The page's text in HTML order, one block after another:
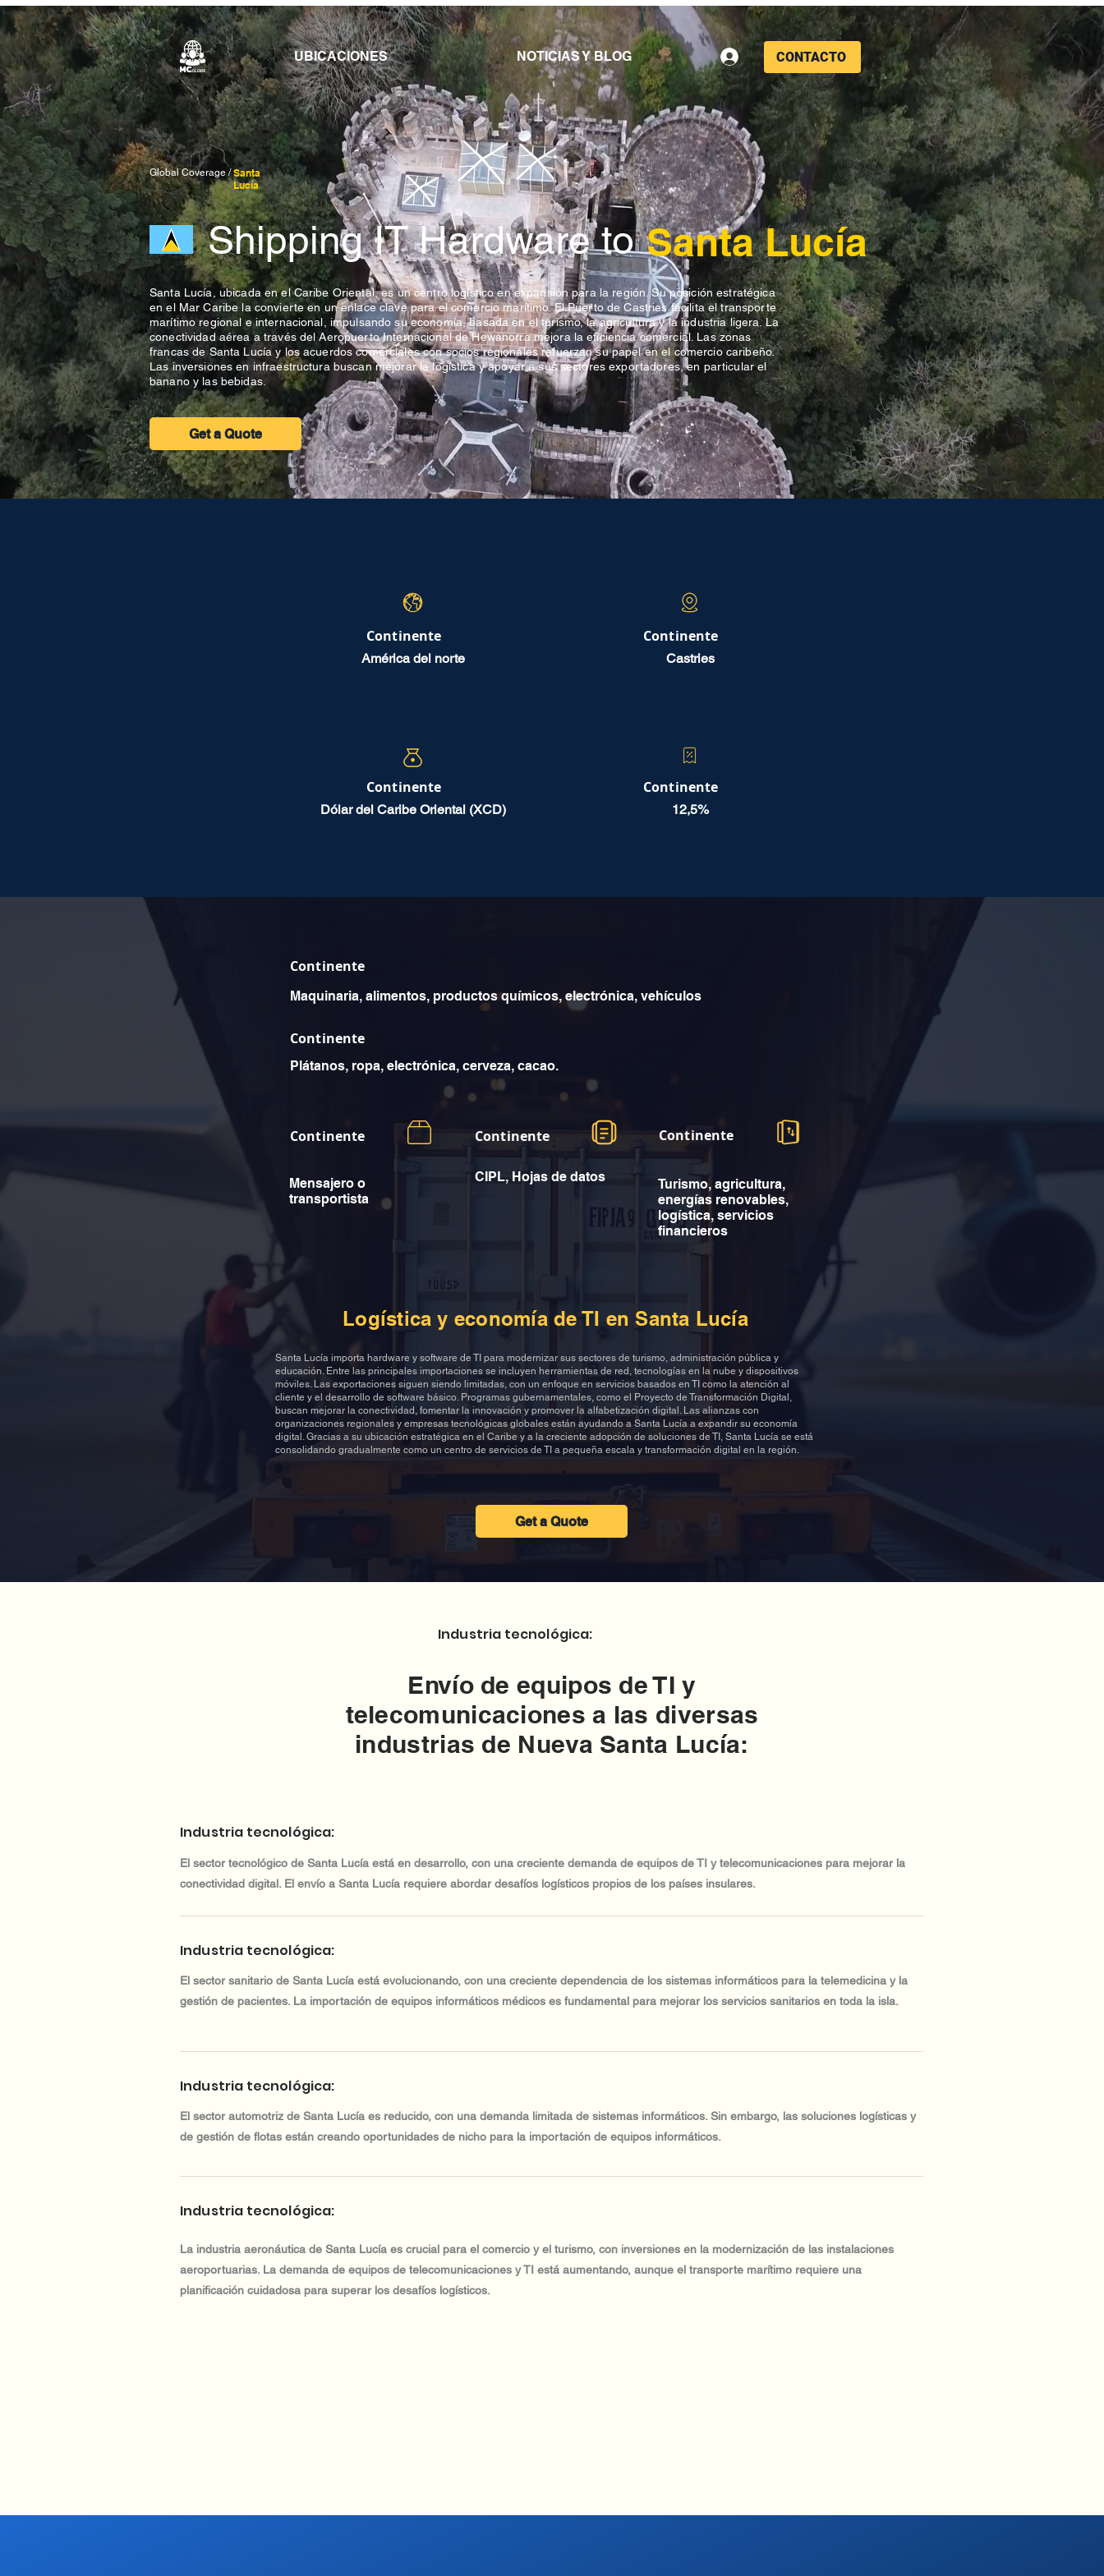
UBICACIONES NOTICIAS Y BLOG CONTACTO
Global Coverage /Santa
Lucía
Santa Lucía
Shipping IT Hardware to
Santa Lucía, ubicada en el Caribe Oriental, es un centro logístico en expansión para la región. Su posición estratégica
en el Mar Caribe la convierte en un enlace clave para el comercio marítimo. El Puerto de Castries facilita el transporte
marítimo regional e internacional, impulsando su economía, basada en el turismo, la agricultura y la industria ligera. La
conectividad aérea a través del Aeropuerto Internacional de Hewanorra mejora la eficiencia comercial. Las zonas
francas de Santa Lucía y los acuerdos comerciales con socios regionales refuerzan su papel en el comercio caribeño.
Las inversiones en infraestructura buscan mejorar la logística y apoyar a sus sectores exportadores, en particular el
banano y las bebidas.
Get a Quote
Continente
América del norte
Continente
Castries
Continente
Dólar del Caribe Oriental (XCD)
Continente
12,5%
Continente
Maquinaria, alimentos, productos químicos, electrónica, vehículos
Continente
Plátanos, ropa, electrónica, cerveza, cacao.
Continente
Mensajero o
transportista
Continente
CIPL, Hojas de datos
Continente
Turismo, agricultura,
energías renovables,
logística, servicios
financieros
Logística y economía de TI en Santa Lucía
Santa Lucía importa hardware y software de TI para modernizar sus sectores de turismo, administración pública y
educación. Entre las principales importaciones se incluyen herramientas de red, tecnologías en la nube y dispositivos
móviles. Las exportaciones siguen siendo limitadas, con un enfoque en servicios basados en TI como la atención al
cliente y el desarrollo de software básico. Programas gubernamentales, como el Proyecto de Transformación Digital,
buscan mejorar la conectividad, fomentar la innovación y promover la alfabetización digital. Las alianzas con
organizaciones regionales y empresas tecnológicas globales están ayudando a Santa Lucía a expandir su economía
digital. Gracias a su ubicación estratégica en el Caribe y a la creciente adopción de soluciones de TI, Santa Lucía se está
consolidando gradualmente como un centro de servicios de TI a pequeña escala y transformación digital en la región.
Get a Quote
Industria tecnológica:
Envío de equipos de TI y
telecomunicaciones a las diversas
industrias de Nueva Santa Lucía:
Industria tecnológica:
El sector tecnológico de Santa Lucía está en desarrollo, con una creciente demanda de equipos de TI y telecomunicaciones para mejorar la
conectividad digital. El envío a Santa Lucía requiere abordar desafíos logísticos propios de los países insulares.
Industria tecnológica:
El sector sanitario de Santa Lucía está evolucionando, con una creciente dependencia de los sistemas informáticos para la telemedicina y la
gestión de pacientes. La importación de equipos informáticos médicos es fundamental para mejorar los servicios sanitarios en toda la isla.
Industria tecnológica:
El sector automotriz de Santa Lucía es reducido, con una demanda limitada de sistemas informáticos. Sin embargo, las soluciones logísticas y
de gestión de flotas están creando oportunidades de nicho para la importación de equipos informáticos.
Industria tecnológica:
La industria aeronáutica de Santa Lucía es crucial para el comercio y el turismo, con inversiones en la modernización de las instalaciones
aeroportuarias. La demanda de equipos de telecomunicaciones y TI está aumentando, aunque el transporte marítimo requiere una
planificación cuidadosa para superar los desafíos logísticos.